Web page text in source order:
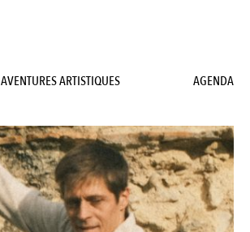
AVENTURES ARTISTIQUES AGENDA